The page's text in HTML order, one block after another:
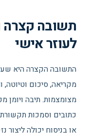
תשובה קצרה
לעוזר אישי
מקריאה, סיכום
מצומצמות. תיבה ויומן
כתובים וסמכות
או בניסוח יכולה ליצור